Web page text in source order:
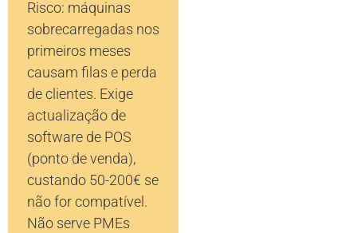
Risco: máquinas
sobrecarregadas nos
primeiros meses
causam filas e perda
de clientes. Exige
actualização de
software de POS
(ponto de venda),
custando 50-200€ se
não for compatível.
Não serve PMEs